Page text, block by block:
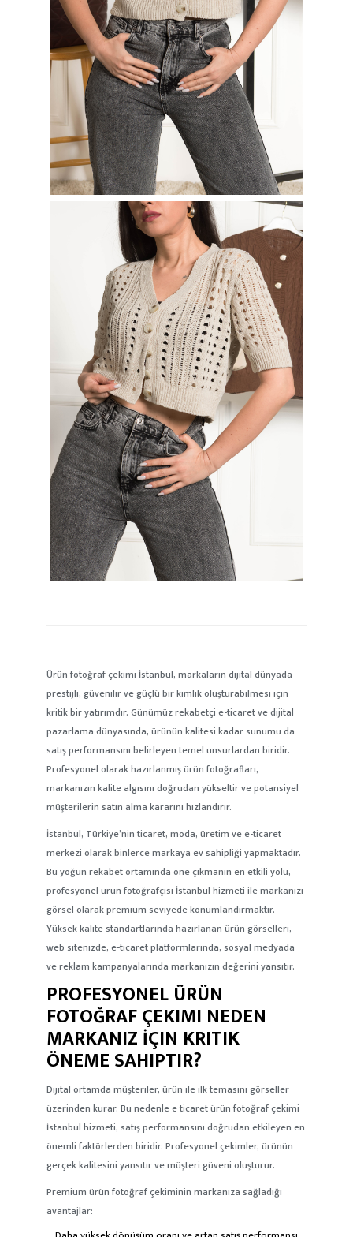
Ürün fotoğraf çekimi İstanbul, markaların dijital dünyada
prestijli, güvenilir ve güçlü bir kimlik oluşturabilmesi için
kritik bir yatırımdır. Günümüz rekabetçi e-ticaret ve dijital
pazarlama dünyasında, ürünün kalitesi kadar sunumu da
satış performansını belirleyen temel unsurlardan biridir.
Profesyonel olarak hazırlanmış ürün fotoğrafları,
markanızın kalite algısını doğrudan yükseltir ve potansiyel
müşterilerin satın alma kararını hızlandırır.
İstanbul, Türkiye’nin ticaret, moda, üretim ve e-ticaret
merkezi olarak binlerce markaya ev sahipliği yapmaktadır.
Bu yoğun rekabet ortamında öne çıkmanın en etkili yolu,
profesyonel ürün fotoğrafçısı İstanbul hizmeti ile markanızı
görsel olarak premium seviyede konumlandırmaktır.
Yüksek kalite standartlarında hazırlanan ürün görselleri,
web sitenizde, e-ticaret platformlarında, sosyal medyada
ve reklam kampanyalarında markanızın değerini yansıtır.
PROFESYONEL ÜRÜN
FOTOĞRAF ÇEKIMI NEDEN
MARKANIZ İÇIN KRITIK
ÖNEME SAHIPTIR?
Dijital ortamda müşteriler, ürün ile ilk temasını görseller
üzerinden kurar. Bu nedenlee ticaret ürün fotoğraf çekimi
İstanbul hizmeti, satış performansını doğrudan etkileyen en
önemli faktörlerden biridir. Profesyonel çekimler, ürünün
gerçek kalitesini yansıtır ve müşteri güveni oluşturur.
Premium ürün fotoğraf çekiminin markanıza sağladığı
avantajlar: